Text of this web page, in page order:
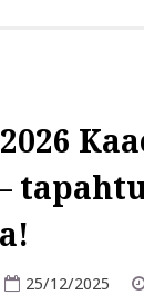
25/12/2025